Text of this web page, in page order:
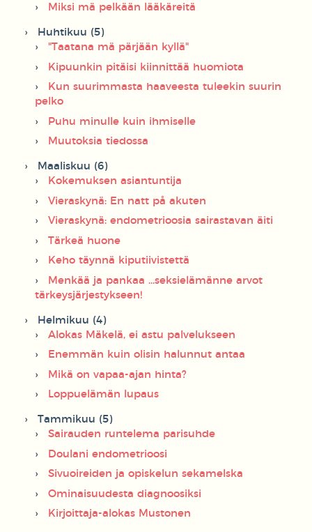
Miksi mä pelkään lääkäreitä
Huhtikuu (5)
"Taatana mä pärjään kyllä"
Kipuunkin pitäisi kiinnittää huomiota
Kun suurimmasta haaveesta tuleekin suurin
pelko
Puhu minulle kuin ihmiselle
Muutoksia tiedossa
Maaliskuu (6)
Kokemuksen asiantuntija
Vieraskynä: En natt på akuten
Vieraskynä: endometrioosia sairastavan äiti
Tärkeä huone
Keho täynnä kiputiivistettä
Menkää ja pankaa ...seksielämänne arvot
tärkeysjärjestykseen!
Helmikuu (4)
Alokas Mäkelä, ei astu palvelukseen
Enemmän kuin olisin halunnut antaa
Mikä on vapaa-ajan hinta?
Loppuelämän lupaus
Tammikuu (5)
Sairauden runtelema parisuhde
Doulani endometrioosi
Sivuoireiden ja opiskelun sekamelska
Ominaisuudesta diagnoosiksi
Kirjoittaja-alokas Mustonen